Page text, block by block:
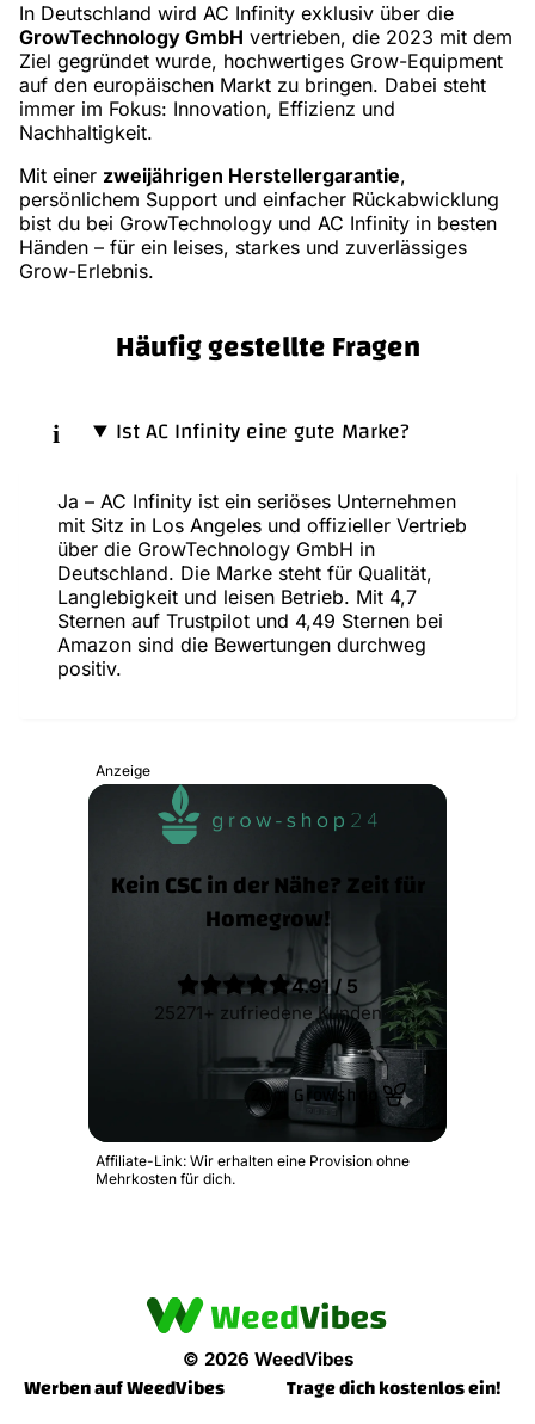
In Deutschland wird AC Infinity exklusiv über die
GrowTechnology GmbH vertrieben, die 2023 mit dem
Ziel gegründet wurde, hochwertiges Grow-Equipment
auf den europäischen Markt zu bringen. Dabei steht
immer im Fokus: Innovation, Effizienz und
Nachhaltigkeit.
Mit einer zweijährigen Herstellergarantie,
persönlichem Support und einfacher Rückabwicklung
bist du bei GrowTechnology und AC Infinity in besten
Händen – für ein leises, starkes und zuverlässiges
Grow-Erlebnis.
Häufig gestellte Fragen
Ist AC Infinity eine gute Marke?
Ja – AC Infinity ist ein seriöses Unternehmen
mit Sitz in Los Angeles und offizieller Vertrieb
über die GrowTechnology GmbH in
Deutschland. Die Marke steht für Qualität,
Langlebigkeit und leisen Betrieb. Mit 4,7
Sternen auf Trustpilot und 4,49 Sternen bei
Amazon sind die Bewertungen durchweg
positiv.
Anzeige
Kein CSC in der Nähe? Zeit für
Homegrow!
4.91 / 5
25271+ zufriedene Kunden
Zum Growshop
Affiliate-Link: Wir erhalten eine Provision ohne
Mehrkosten für dich.
© 2026 WeedVibes
Werben auf WeedVibes Trage dich kostenlos ein!